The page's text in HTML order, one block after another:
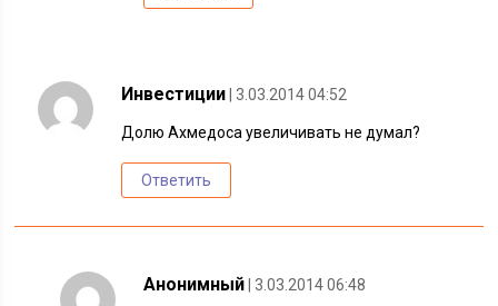
Инвестиции | 3.03.2014 04:52
Долю Ахмедоса увеличивать не думал?
Ответить
Анонимный | 3.03.2014 06:48